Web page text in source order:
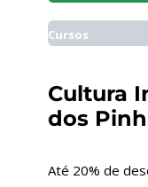
Cursos
Cultura
dos
Até 20% de